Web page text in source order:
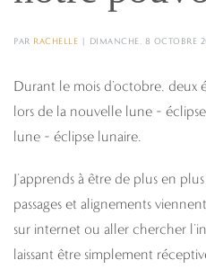
PAR RACHELLE | DIMANCHE, 8 OCTOBRE
Durant le mois d’octobre, deux
lors de la nouvelle lune –
lune – éclipse lunaire.
J’apprends à être de plus en
passages et alignements
sur internet ou aller chercher
laissant être simplement